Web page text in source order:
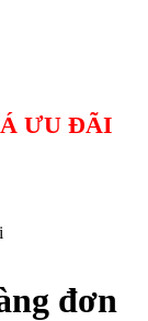
ƯU ĐÃI
đơn